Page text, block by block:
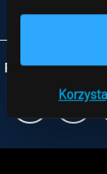
INFO@RIDI.PL
Folgen Sie uns: